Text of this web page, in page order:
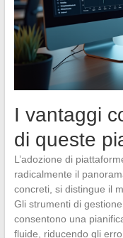
I vantaggi
di queste
L’adozione di
radicalmente il
concreti, si distingue il
Gli strumenti di
consentono una
fluide, riducendo gli